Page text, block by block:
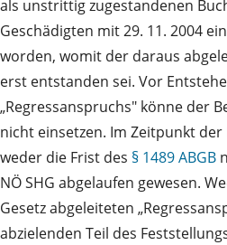
als unstrittig zugestandenen
Geschädigten mit 29. 11. 2004
worden, womit der daraus
erst entstanden sei. Vor
„Regressanspruchs" könne der
nicht einsetzen. Im Zeitpunkt
weder die Frist des § 1489 ABGB
NÖ SHG abgelaufen gewesen.
Gesetz abgeleiteten
abzielenden Teil des